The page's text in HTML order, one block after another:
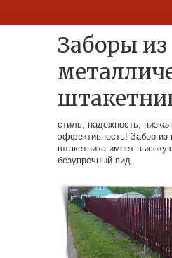
Заборы из
стиль, надежность,
эффективность! Забор из
штакетника имеет
безупречный вид.